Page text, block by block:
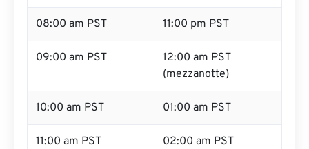
08:00 am PST 11:00 pm PST
09:00 am PST
12:00 am PST
(mezzanotte)
10:00 am PST 01:00 am PST
11:00 am PST 02:00 am PST